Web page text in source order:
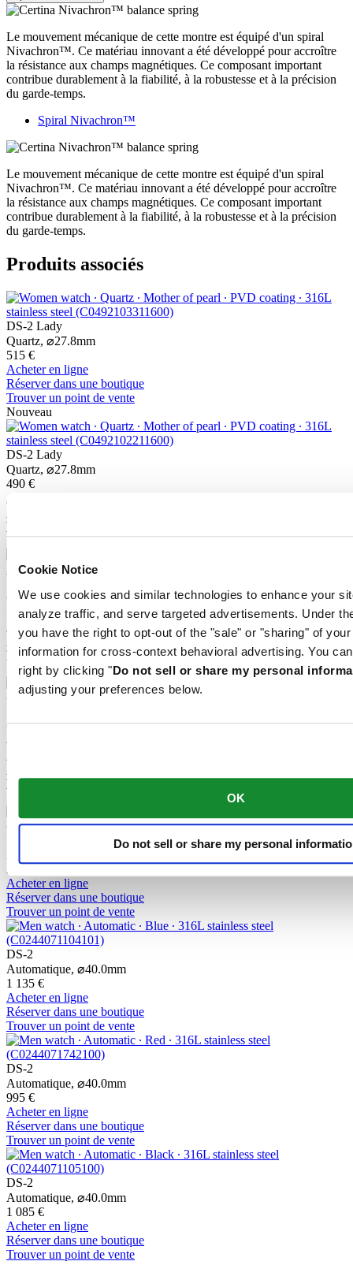
Cookie Notice
We use cookies and similar technologies to enhance your
analyze traffic, and serve targeted advertisements. Under
you have the right to opt-out of the "sale" or "sharing" of
information for cross-context behavioral advertising. You
right by clicking "Do not sell or share my personal
adjusting your preferences below.
OK
Do not sell or share my personal
Le mouvement mécanique de cette montre est équipé d'un spiral
Nivachron™. Ce matériau innovant a été développé pour accroître
la résistance aux champs magnétiques. Ce composant important
contribue durablement à la fiabilité, à la robustesse et à la précision
du garde-temps.
Spiral Nivachron™
Le mouvement mécanique de cette montre est équipé d'un spiral
Nivachron™. Ce matériau innovant a été développé pour accroître
la résistance aux champs magnétiques. Ce composant important
contribue durablement à la fiabilité, à la robustesse et à la précision
du garde-temps.
Produits associés
DS-2 Lady
Quartz, ⌀27.8mm
515 €
Acheter en ligne
Réserver dans une boutique
Trouver un point de vente
Nouveau
DS-2 Lady
Quartz, ⌀27.8mm
490 €
Acheter en ligne
Réserver dans une boutique
Trouver un point de vente
Nouveau
DS-2 Lady
Quartz,⌀27.8mm
515 €
Acheter en ligne
Réserver dans une boutique
Trouver un point de vente
Nouveau
DS-2 Lady
Quartz,⌀27.8mm
455 €
Réserver dans une boutique
Trouver un point de vente
Nouveau
DS-2 Chronograph Automatic
2 235 €
Acheter en ligne
Réserver dans une boutique
Trouver un point de vente
DS-2
Automatique, ⌀40.0mm
1 135 €
Acheter en ligne
Réserver dans une boutique
Trouver un point de vente
DS-2
Automatique, ⌀40.0mm
995 €
Acheter en ligne
Réserver dans une boutique
Trouver un point de vente
DS-2
Automatique, ⌀40.0mm
1 085 €
Acheter en ligne
Réserver dans une boutique
Trouver un point de vente